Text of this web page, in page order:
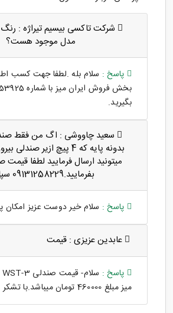
شرکت تاکسی بیسیم تیراژه :
مدل موجود هست؟
پاسخ : سلام بله .لطفا جهت کسب
بگیرید.
سعید چاووشی : اگ من فقط
بدونه پایه که 4 پیچ ازیر
میتونید ارسال فرمایید لطفا قیمت
بفرمایید.09131258229 سپاس
پاسخ : سلام خیر دوست عزیز امکان
عابدین عزیزی : قیمت
پاسخ :
میز مبلغ 460000 تومان میباشد.با تشکر